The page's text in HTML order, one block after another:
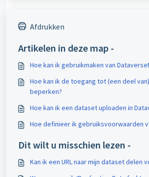
Afdrukken
Artikelen in deze map -
Hoe kan ik gebruikmaken van
Hoe kan ik de toegang tot (een deel
beperken?
Hoe kan ik een dataset uploaden in
Hoe definieer ik gebruiksvoorwaarden
Dit wilt u misschien lezen -
Kan ik een URL naar mijn dataset delen